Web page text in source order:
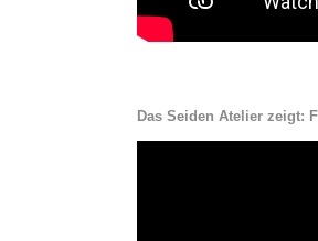
Das Seiden Atelier zeigt: